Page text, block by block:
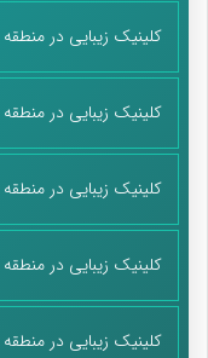
کلینیک زیبایی در منطقه 12
کلینیک زیبایی در منطقه 13
کلینیک زیبایی در منطقه 14
کلینیک زیبایی در منطقه 15
کلینیک زیبایی در منطقه 16